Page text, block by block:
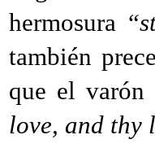
hermosura
también
que el varón
love, and thy